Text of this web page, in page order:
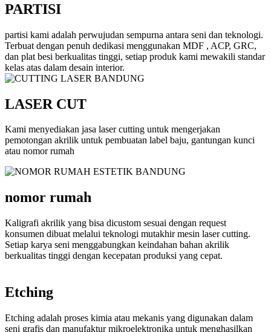
PARTISI
partisi kami adalah perwujudan sempurna antara seni dan teknologi.
Terbuat dengan penuh dedikasi menggunakan MDF , ACP, GRC,
dan plat besi berkualitas tinggi, setiap produk kami mewakili standar
kelas atas dalam desain interior.
LASER CUT
Kami menyediakan jasa laser cutting untuk mengerjakan
pemotongan akrilik untuk pembuatan label baju, gantungan kunci
atau nomor rumah
nomor rumah
Kaligrafi akrilik yang bisa dicustom sesuai dengan request
konsumen dibuat melalui teknologi mutakhir mesin laser cutting.
Setiap karya seni menggabungkan keindahan bahan akrilik
berkualitas tinggi dengan kecepatan produksi yang cepat.
Etching
Etching adalah proses kimia atau mekanis yang digunakan dalam
seni grafis dan manufaktur mikroelektronika untuk menghasilkan